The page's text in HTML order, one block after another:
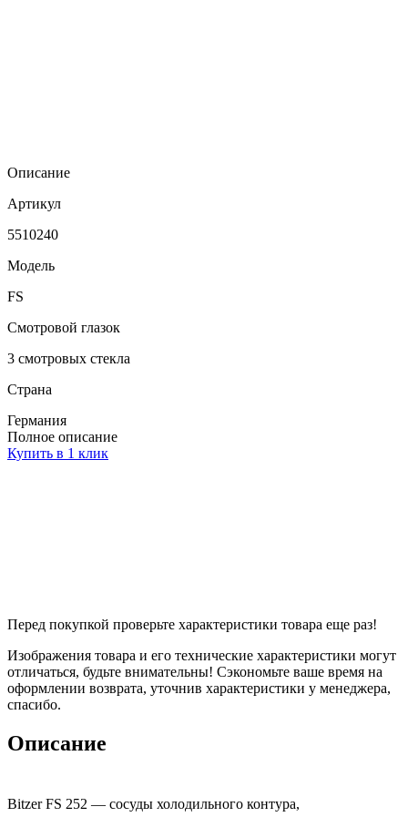
Описание
Артикул
5510240
Модель
FS
Смотровой глазок
3 смотровых стекла
Страна
Германия
Полное описание
Купить в 1 клик
Перед покупкой проверьте характеристики товара еще раз!
Изображения товара и его технические характеристики могут
отличаться, будьте внимательны! Сэкономьте ваше время на
оформлении возврата, уточнив характеристики у менеджера,
спасибо.
Описание
Bitzer FS 252 — сосуды холодильного контура,